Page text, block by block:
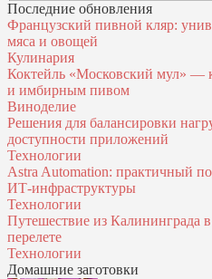
Последние обновления
Французский пивной кляр:
мяса и овощей
Кулинария
Коктейль «Московский мул» —
и имбирным пивом
Виноделие
Решения для балансировки
доступности приложений
Технологии
Astra Automation: практичный
ИТ‑инфраструктуры
Технологии
Путешествие из Калининграда
перелете
Технологии
Домашние заготовки